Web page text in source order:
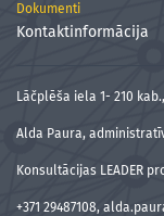
Dokumenti
Kontaktinformācija
Lāčplēša iela 1- 210
Alda Paura,
Konsultācijas LEADER
+371 29487108,